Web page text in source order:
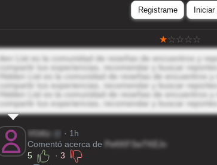
Registrame Iniciar
den List es la comunidad de reseñas de encuentros y
compartir tus experiencias, recomendar y buscar
Hidden List es la comunidad de reseñas de encuentros
compartir tus experiencias, recomendar y buscar
Hidden List es la comunidad de reseñas de encuentros
compartir tus experiencias, recomendar y buscar
VGt6z
· 1h
Comentó acerca de PeKKFSwTKEJv
5
· 3